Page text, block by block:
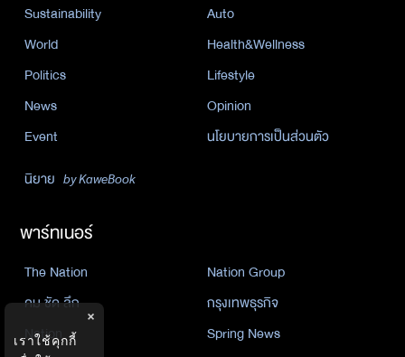
Sustainability
Auto
World
Health&Wellness
Politics
Lifestyle
News
Opinion
Event
นโยบายการเป็นส่วนตัว
นิยาย by KaweBook
พาร์ทเนอร์
The Nation
Nation Group
คม ชัด ลึก
กรุงเทพธุรกิจ
Nation
Spring News
×
เราใช้คุกกี้